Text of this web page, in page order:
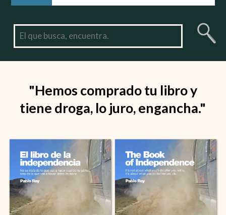
"Hemos comprado tu libro y
tiene droga, lo juro, engancha."